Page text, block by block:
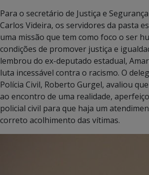
Para o secretário de Justiça e
Carlos Videira, os servidores da pasta
uma missão que tem como foco o ser
condições de promover justiça e
lembrou do ex-deputado estadual,
luta incessável contra o racismo. O
Polícia Civil, Roberto Gurgel, avaliou
ao encontro de uma realidade,
policial civil para que haja um
correto acolhimento das vítimas.